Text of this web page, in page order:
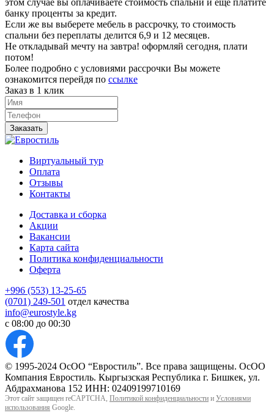
этом случае вы оплачиваете стоимость спальни и еще платите
банку проценты за кредит.
Если же вы выберете мебель в рассрочку, то стоимость
спальни без переплаты делится 6,9 и 12 месяцев.
Не откладывай мечту на завтра! оформляй сегодня, плати
потом!
Более подробно с условиями рассрочки Вы можете
ознакомится перейдя по ссылке
Заказ в 1 клик
Заказать
Виртуальный тур
Оплата
Отзывы
Контакты
Доставка и сборка
Акции
Вакансии
Карта сайта
Политика конфиденциальности
Оферта
+996 (553) 13-25-65
(0701) 249-501 отдел качества
info@eurostyle.kg
с 08:00 до 00:30
© 1995-2024 ОсОО “Евростиль”. Все права защищены. ОсОО
Компания Евростиль. Кыргызская Республика г. Бишкек, ул.
Абдрахманова 152 ИНН: 02409199710169
Этот сайт защищен reCAPTCHA, Политикой конфиденциальности и Условиями
использования Google.